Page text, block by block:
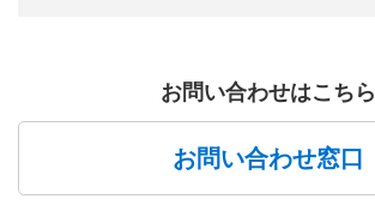
お問い合わせはこちら
お問い合わせ窓口